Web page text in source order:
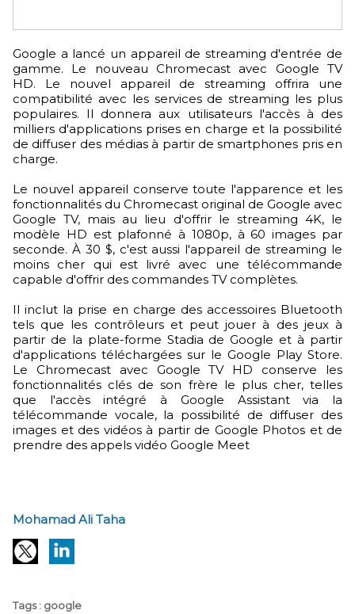
Google a lancé un appareil de streaming d'entrée de
gamme. Le nouveau Chromecast avec Google TV
HD. Le nouvel appareil de streaming offrira une
compatibilité avec les services de streaming les plus
populaires. Il donnera aux utilisateurs l'accès à des
milliers d'applications prises en charge et la possibilité
de diffuser des médias à partir de smartphones pris en
charge.
Le nouvel appareil conserve toute l'apparence et les
fonctionnalités du Chromecast original de Google avec
Google TV, mais au lieu d'offrir le streaming 4K, le
modèle HD est plafonné à 1080p, à 60 images par
seconde. À 30 $, c'est aussi l'appareil de streaming le
moins cher qui est livré avec une télécommande
capable d'offrir des commandes TV complètes.
Il inclut la prise en charge des accessoires Bluetooth
tels que les contrôleurs et peut jouer à des jeux à
partir de la plate-forme Stadia de Google et à partir
d'applications téléchargées sur le Google Play Store.
Le Chromecast avec Google TV HD conserve les
fonctionnalités clés de son frère le plus cher, telles
que l'accès intégré à Google Assistant via la
télécommande vocale, la possibilité de diffuser des
images et des vidéos à partir de Google Photos et de
prendre des appels vidéo Google Meet
Mohamad Ali Taha
Tags: google